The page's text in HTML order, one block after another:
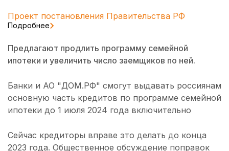
Проект постановления Правительства РФ
Подробнее
Предлагают продлить программу семейной
ипотеки и увеличить число заемщиков по ней.
Банки и АО "ДОМ.РФ" смогут выдавать россиянам
основную часть кредитов по программе семейной
ипотеки до 1 июля 2024 года включительно
Сейчас кредиторы вправе это делать до конца
2023 года. Общественное обсуждение поправок